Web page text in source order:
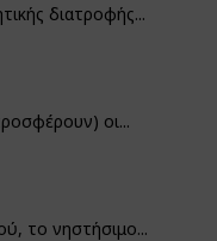
διατροφής...
οι...
το νηστήσιμο...